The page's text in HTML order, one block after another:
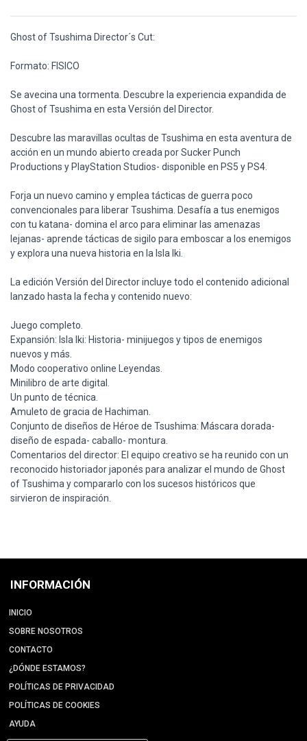
Ghost of Tsushima Director´s Cut:
Formato: FISICO
Se avecina una tormenta. Descubre la experiencia expandida de
Ghost of Tsushima en esta Versión del Director.
Descubre las maravillas ocultas de Tsushima en esta aventura de
acción en un mundo abierto creada por Sucker Punch
Productions y PlayStation Studios- disponible en PS5 y PS4.
Forja un nuevo camino y emplea tácticas de guerra poco
convencionales para liberar Tsushima. Desafía a tus enemigos
con tu katana- domina el arco para eliminar las amenazas
lejanas- aprende tácticas de sigilo para emboscar a los enemigos
y explora una nueva historia en la Isla Iki.
La edición Versión del Director incluye todo el contenido adicional
lanzado hasta la fecha y contenido nuevo:
Juego completo.
Expansión: Isla Iki: Historia- minijuegos y tipos de enemigos
nuevos y más.
Modo cooperativo online Leyendas.
Minilibro de arte digital.
Un punto de técnica.
Amuleto de gracia de Hachiman.
Conjunto de diseños de Héroe de Tsushima: Máscara dorada-
diseño de espada- caballo- montura.
Comentarios del director: El equipo creativo se ha reunido con un
reconocido historiador japonés para analizar el mundo de Ghost
of Tsushima y compararlo con los sucesos históricos que
sirvieron de inspiración.
INFORMACIÓN
INICIO
SOBRE NOSOTROS
CONTACTO
¿DÓNDE ESTAMOS?
POLÍTICAS DE PRIVACIDAD
POLÍTICAS DE COOKIES
AYUDA